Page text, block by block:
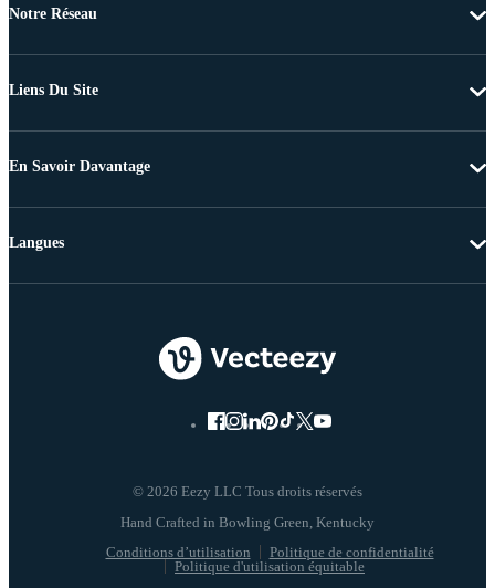
Notre Réseau
Liens Du Site
En Savoir Davantage
© 2026 Eezy LLC Tous droits réservés
Conditions d’utilisation
Politique de confidentialité
Politique d'utilisation équitable
Langues